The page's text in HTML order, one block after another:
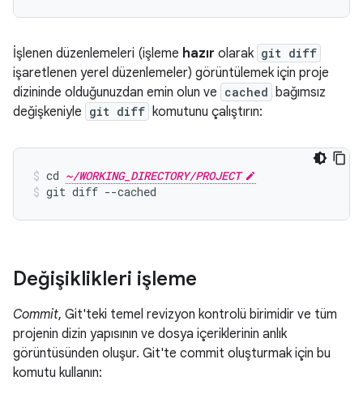
İşlenen düzenlemeleri (işleme hazır olarak git diff
işaretlenen yerel düzenlemeler) görüntülemek için proje
dizininde olduğunuzdan emin olun ve cached bağımsız
değişkeniyle git diff komutunu çalıştırın:
cd ~/WORKING_DIRECTORY/PROJECT
git diff --cached
Değişiklikleri işleme
Commit, Git'teki temel revizyon kontrolü birimidir ve tüm
projenin dizin yapısının ve dosya içeriklerinin anlık
görüntüsünden oluşur. Git'te commit oluşturmak için bu
komutu kullanın: